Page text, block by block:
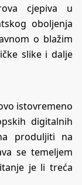
cjepiva u
oboljenja
o blažim
slike i dalje
istovremeno
digitalnih
produljiti na
se temeljem
je li treća